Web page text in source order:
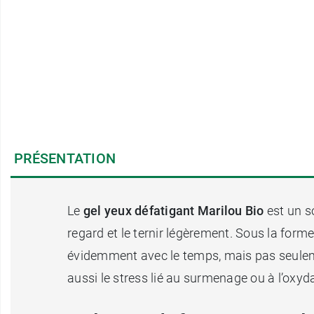
PRÉSENTATION
Le gel yeux défatigant Marilou Bio est un
regard et le ternir légèrement. Sous la
évidemment avec le temps, mais pas
aussi le stress lié au surmenage ou à